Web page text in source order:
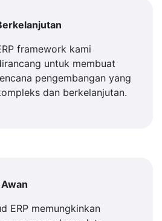
framework kami
untuk membuat
pengembangan yang
dan berkelanjutan.
Awan
ERP memungkinkan